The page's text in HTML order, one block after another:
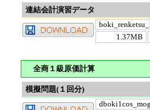
連結会計演習データ
1.37MB
全商１級原価計算
模擬問題(１回分)